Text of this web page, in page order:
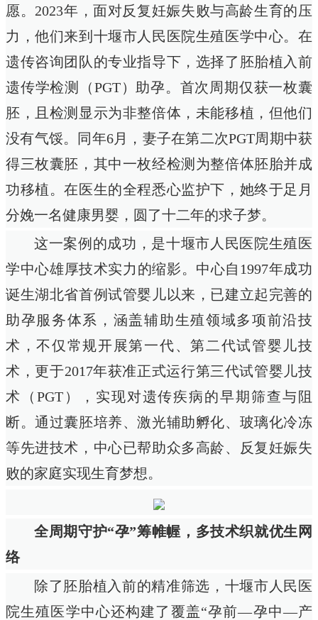
愿。2023年，面对反复妊娠失败与高龄生育的压
力，他们来到十堰市人民医院生殖医学中心。在
遗传咨询团队的专业指导下，选择了胚胎植入前
遗传学检测（PGT）助孕。首次周期仅获一枚囊
胚，且检测显示为非整倍体，未能移植，但他们
没有气馁。同年6月，妻子在第二次PGT周期中获
得三枚囊胚，其中一枚经检测为整倍体胚胎并成
功移植。在医生的全程悉心监护下，她终于足月
分娩一名健康男婴，圆了十二年的求子梦。
这一案例的成功，是十堰市人民医院生殖医
学中心雄厚技术实力的缩影。中心自1997年成功
诞生湖北省首例试管婴儿以来，已建立起完善的
助孕服务体系，涵盖辅助生殖领域多项前沿技
术，不仅常规开展第一代、第二代试管婴儿技
术，更于2017年获准正式运行第三代试管婴儿技
术（PGT），实现对遗传疾病的早期筛查与阻
断。通过囊胚培养、激光辅助孵化、玻璃化冷冻
等先进技术，中心已帮助众多高龄、反复妊娠失
败的家庭实现生育梦想。
全周期守护“孕”筹帷幄，多技术织就优生网
络
除了胚胎植入前的精准筛选，十堰市人民医
院生殖医学中心还构建了覆盖“孕前—孕中—产